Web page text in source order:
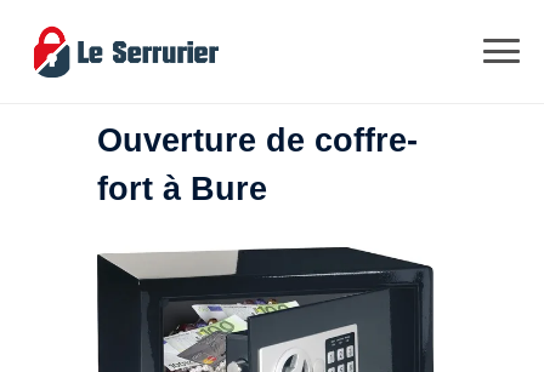
Ouverture de coffre-
fort à Bure